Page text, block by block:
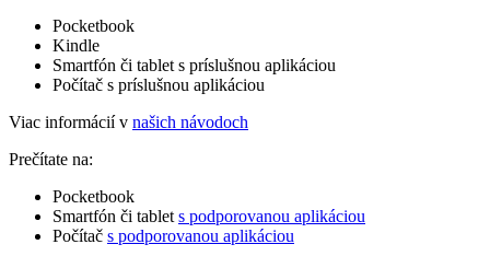
Pocketbook
Kindle
Smartfón či tablet s príslušnou aplikáciou
Počítač s príslušnou aplikáciou
Viac informácií v našich návodoch
Prečítate na:
Pocketbook
Smartfón či tablet s podporovanou aplikáciou
Počítač s podporovanou aplikáciou